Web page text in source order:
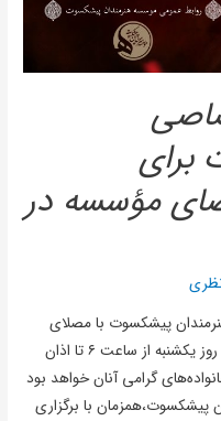
برای
مؤسسه در
پیشکسوت با مصلای
تهران، از روز شنبه از ساعت ۶ صبح تا ۲۴ و روز یکشنبه از ساعت ۶ تا اذان
گرامی آنان خواهد بود
با برگزاری